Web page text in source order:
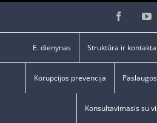
Facebook
E. dienynas Struktūra ir kontaktai
Korupcijos prevencija Paslaugos
Konsultavimasis su